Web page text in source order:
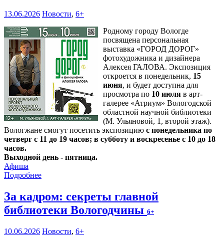
13.06.2026 Новости, 6+
Родному городу Вологде
посвящена персональная
выставка «ГОРОД ДОРОГ»
фотохудожника и дизайнера
Алексея ГАЛОВА. Экспозиция
откроется в понедельник, 15
июня, и будет доступна для
просмотра по 10 июля в арт-
галерее «Атриум» Вологодской
областной научной библиотеки
(М. Ульяновой, 1, второй этаж).
Вологжане смогут посетить экспозицию с понедельника по
четверг с 11 до 19 часов; в субботу и воскресенье с 10 до 18
часов.
Выходной день - пятница.
Афиша
Подробнее
За кадром: секреты главной
библиотеки Вологодчины 6+
10.06.2026 Новости, 6+